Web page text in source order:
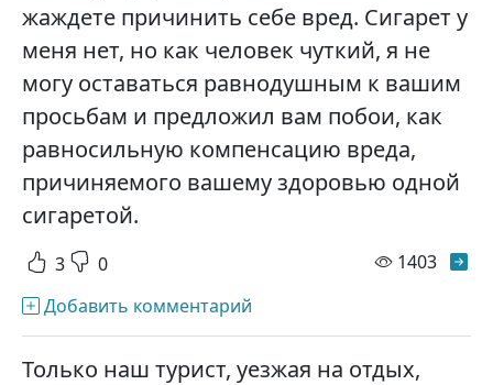
жаждете причинить себе вред. Сигарет у
меня нет, но как человек чуткий, я не
могу оставаться равнодушным к вашим
просьбам и предложил вам побои, как
равносильную компенсацию вреда,
причиняемого вашему здоровью одной
сигаретой.
3 0 1403
Добавить комментарий
Только наш турист, уезжая на отдых,